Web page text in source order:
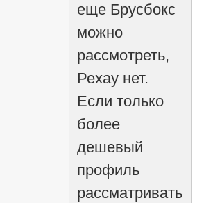
еще Брусбокс
можно
рассмотреть,
Рехау нет.
Если только
более
дешевый
профиль
рассматривать